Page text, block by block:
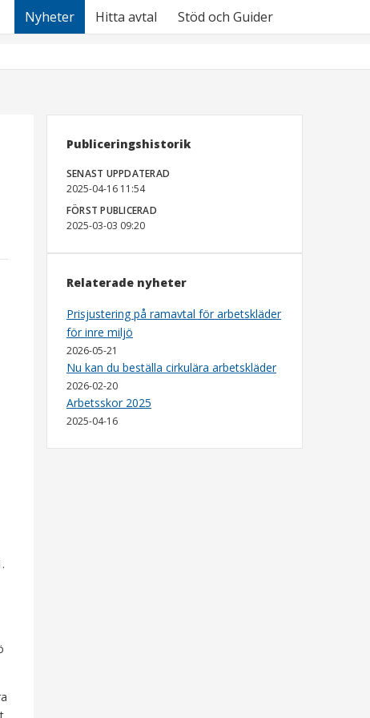
Nyheter Hitta avtal Stöd och Guider
Publiceringshistorik
SENAST UPPDATERAD
2025-04-16 11:54
FÖRST PUBLICERAD
2025-03-03 09:20
Relaterade nyheter
Prisjustering på ramavtal för arbetskläder
för inre miljö
2026-05-21
Nu kan du beställa cirkulära arbetskläder
2026-02-20
Arbetsskor 2025
2025-04-16